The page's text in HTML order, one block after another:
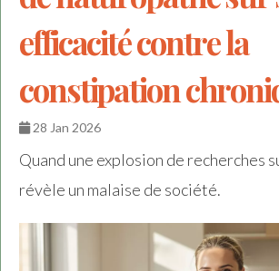
efficacité contre la
constipation
28 Jan 2026
Quand une explosion de recherches
révèle un malaise de société.